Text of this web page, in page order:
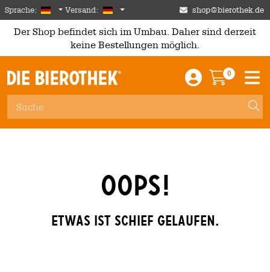
Skip to main content
Sprache: German
Versand: Deutschland shop@bierothek.de
Der Shop befindet sich im Umbau. Daher sind derzeit
keine Bestellungen möglich.
Einloggen /
0
OOPS!
Etwas ist schief gelaufen.